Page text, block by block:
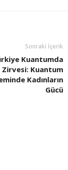
Sonraki İçerik
Kuantumda
Zirvesi: Kuantum
Kadınların
Gücü